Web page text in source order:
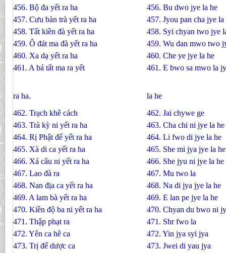
456. Bộ đa yết ra ha
456. Bu dwo jye la he
457. Cưu bàn trà yết ra ha
457. Jyou pan cha jye la
458. Tất kiền đà yết ra ha
458. Syi chyan two jye
459. Ô đát ma đà yết ra ha
459. Wu dan mwo two
460. Xa dạ yết ra ha
460. Che ye jye la he
461. A bá tất ma ra yết
ra ha.
461. E bwo sa mwo la
la he
462. Trạch khê cách
462. Jai chywe ge
463. Trà kỳ ni yết ra ha
463. Cha chi ni jye la he
464. Rị Phật đế yết ra ha
464. Li fwo di jye la he
465. Xà di ca yết ra ha
465. She mi jya jye la he
466. Xá câu ni yết ra ha
466. She jyu ni jye la he
467. Lao đà ra
467. Mu two la
468. Nan địa ca yết ra ha
468. Na di jya jye la he
469. A lam bà yết ra ha
469. E lan pe jye la he
470. Kiền độ ba ni yết ra ha
470. Chyan du bwo ni
471. Thập phạt ra
471. Shr fwo la
472. Yên ca hê ca
472. Yin jya syi jya
473. Trị đế dược ca
473. Jwei di yau jya